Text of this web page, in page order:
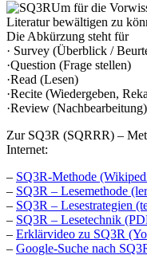
Um für die
Literatur bewältigen zu
Die Abkürzung steht für
· Survey (Überblick /
·Question (Frage stellen)
·Read (Lesen)
·Recite (Wiedergeben,
·Review (Nachbearbeitung)
Zur SQ3R (SQRRR) –
Internet:
– SQ3R-Methode
– SQ3R – Lesemethode
– SQ3R – Lesestrategien
– SQ3R – Lesetechnik
– Erklärvideo zu SQ3R
– Google-Suche nach